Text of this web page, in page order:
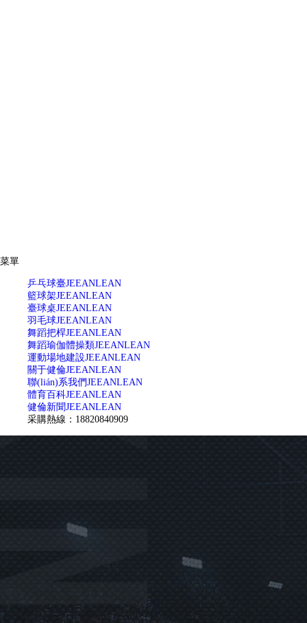
菜單
乒乓球臺JEEANLEAN
籃球架JEEANLEAN
臺球桌JEEANLEAN
羽毛球JEEANLEAN
舞蹈把桿JEEANLEAN
舞蹈瑜伽體操類JEEANLEAN
運動場地建設JEEANLEAN
關于健倫JEEANLEAN
聯(lián)系我們JEEANLEAN
體育百科JEEANLEAN
健倫新聞JEEANLEAN
采購熱線：18820840909